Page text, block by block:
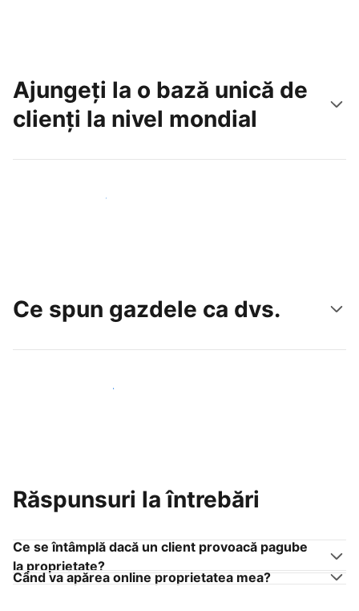
Ajungeți la o bază unică de
clienți la nivel mondial
Atrageți noi oaspeți astăzi
Ce spun gazdele ca dvs.
Alăturați-vă gazdelor ca dvs.
Răspunsuri la întrebări
Ce se întâmplă dacă un client provoacă pagube
la proprietate?
Când va apărea online proprietatea mea?